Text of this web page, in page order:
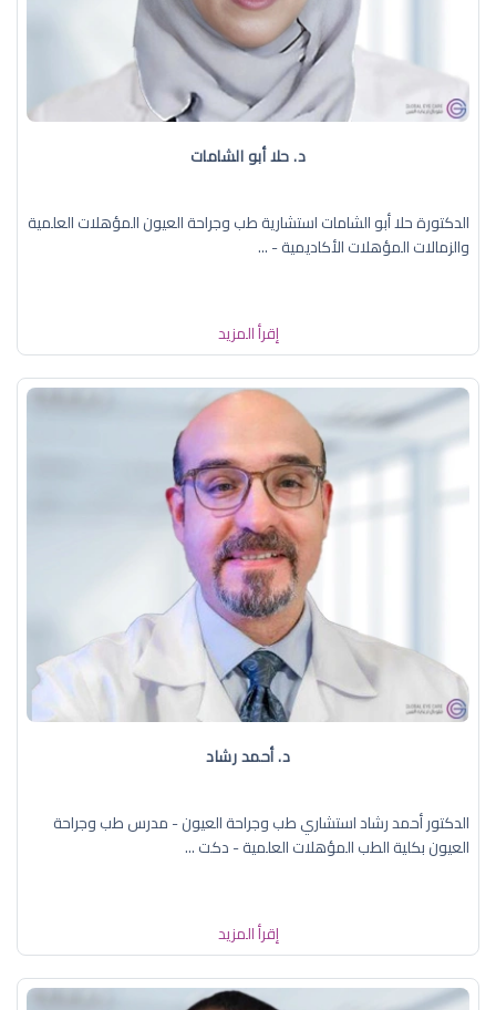
د. حلا أبو الشامات
الدكتورة حلا أبو الشامات استشارية طب وجراحة العيون المؤهلات العلمية
والزمالات المؤهلات الأكاديمية - ...
إقرأ المزيد
د. ‏أحمد رشاد
الدكتور أحمد رشاد استشاري طب وجراحة العيون - مدرس طب وجراحة
العيون بكلية الطب المؤهلات العلمية - دكت ...
إقرأ المزيد